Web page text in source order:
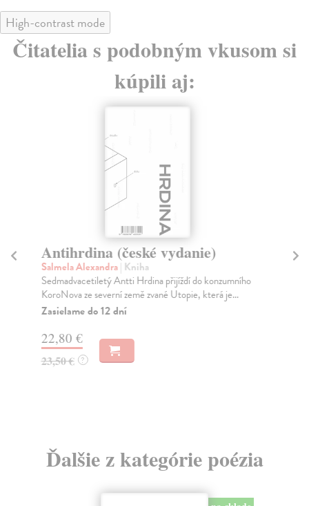
High-contrast mode
Čitatelia s podobným vkusom si
kúpili aj:
Antihrdina (české vydanie)
Salmela Alexandra| Kniha
Sedmadvacetiletý Antti Hrdina přijíždí do konzumního
KoroNova ze severní země zvané Utopie, která je...
Zasielame do 12 dní
22,80 €
23,50 € ?
Ďalšie z kategórie poézia